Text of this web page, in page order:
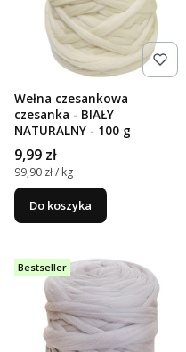
Wełna czesankowa
czesanka - BIAŁY
NATURALNY - 100 g
Cena
9,99 zł
Cena jednostkowa
99,90 zł / kg
Do koszyka
Bestseller